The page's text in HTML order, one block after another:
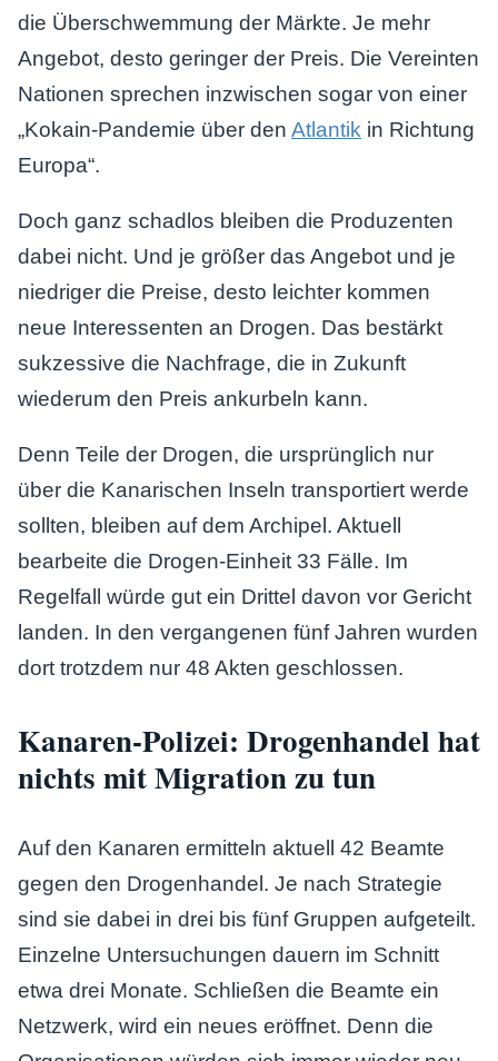
die Überschwemmung der Märkte. Je mehr
Angebot, desto geringer der Preis. Die Vereinten
Nationen sprechen inzwischen sogar von einer
„Kokain-Pandemie über den Atlantik in Richtung
Europa“.
Doch ganz schadlos bleiben die Produzenten
dabei nicht. Und je größer das Angebot und je
niedriger die Preise, desto leichter kommen
neue Interessenten an Drogen. Das bestärkt
sukzessive die Nachfrage, die in Zukunft
wiederum den Preis ankurbeln kann.
Denn Teile der Drogen, die ursprünglich nur
über die Kanarischen Inseln transportiert werde
sollten, bleiben auf dem Archipel. Aktuell
bearbeite die Drogen-Einheit 33 Fälle. Im
Regelfall würde gut ein Drittel davon vor Gericht
landen. In den vergangenen fünf Jahren wurden
dort trotzdem nur 48 Akten geschlossen.
Kanaren-Polizei: Drogenhandel hat
nichts mit Migration zu tun
Auf den Kanaren ermitteln aktuell 42 Beamte
gegen den Drogenhandel. Je nach Strategie
sind sie dabei in drei bis fünf Gruppen aufgeteilt.
Einzelne Untersuchungen dauern im Schnitt
etwa drei Monate. Schließen die Beamte ein
Netzwerk, wird ein neues eröffnet. Denn die